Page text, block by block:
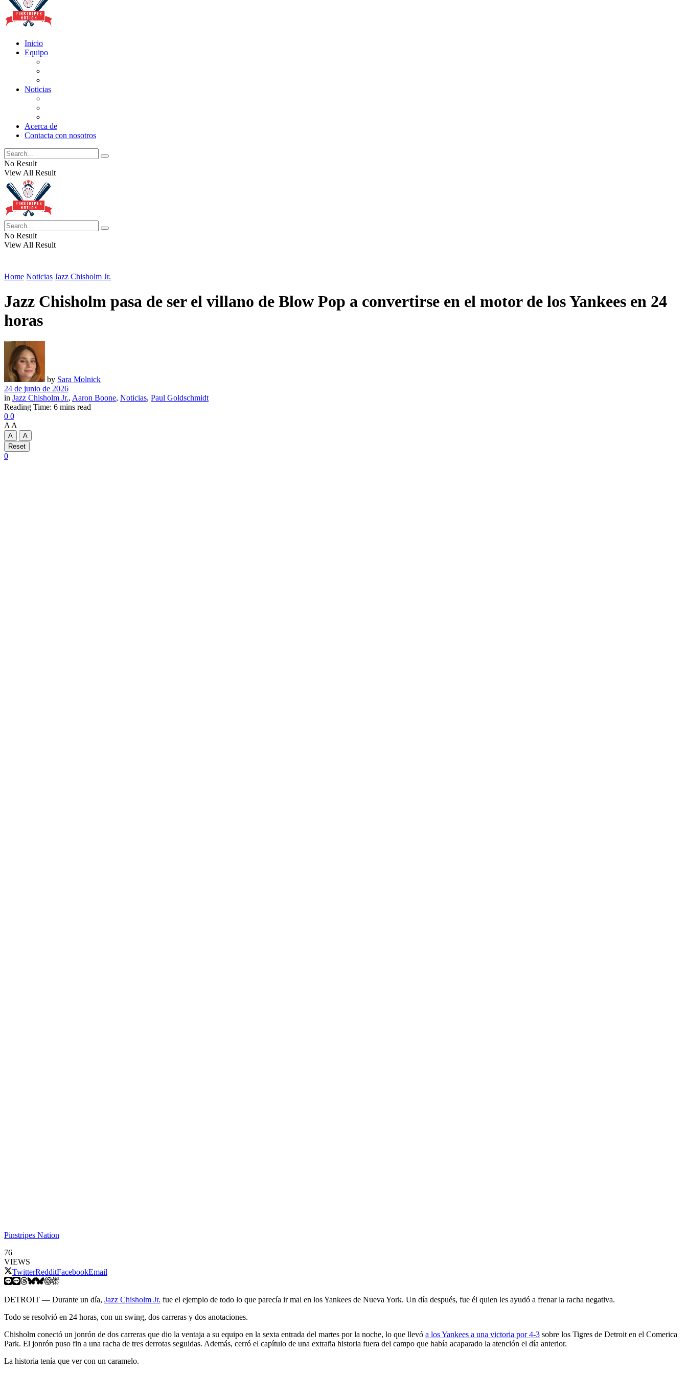
to
Inicio
Equipo
Noticias
Acerca de
Contacta con nosotros
No Result
View All Result
No Result
View All Result
Home Noticias Jazz Chisholm Jr.
Jazz Chisholm pasa de ser el villano de Blow Pop a convertirse en el motor de los Yankees en 24
horas
by Sara Molnick
24 de junio de 2026
in Jazz Chisholm Jr., Aaron Boone, Noticias, Paul Goldschmidt
Reading Time: 6 mins read
0 0
A A
A
A
Reset
0
Pinstripes Nation
76
VIEWS
TwitterRedditFacebookEmail
DETROIT — Durante un día, Jazz Chisholm Jr. fue el ejemplo de todo lo que parecía ir mal en los Yankees de Nueva York. Un día después, fue él quien les ayudó a frenar la racha negativa.
Todo se resolvió en 24 horas, con un swing, dos carreras y dos anotaciones.
Chisholm conectó un jonrón de dos carreras que dio la ventaja a su equipo en la sexta entrada del martes por la noche, lo que llevó a los Yankees a una victoria por 4-3 sobre los Tigres de Detroit en el Comerica
Park. El jonrón puso fin a una racha de tres derrotas seguidas. Además, cerró el capítulo de una extraña historia fuera del campo que había acaparado la atención el día anterior.
La historia tenía que ver con un caramelo.